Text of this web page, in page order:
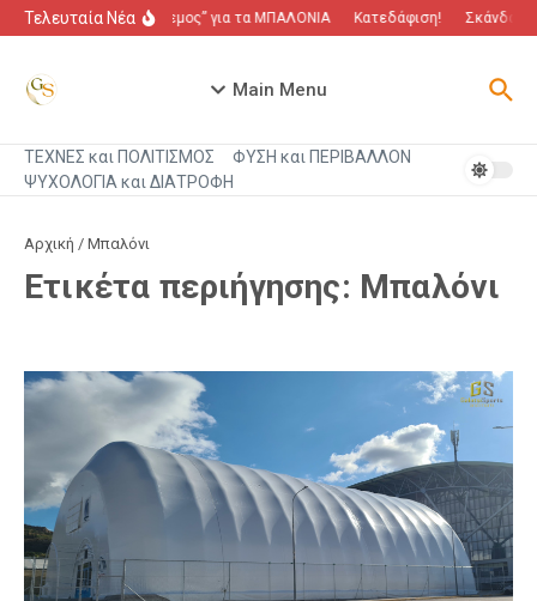
Μετάβαση στο περιεχόμενο
Τελευταία Νέα“Πόλεμος” για τα ΜΠΑΛΟΝΙΑ Κατεδάφιση! Σκάνδαλο
Main Menu
ΤΕΧΝΕΣ και ΠΟΛΙΤΙΣΜΟΣ
ΦΥΣΗ και ΠΕΡΙΒΑΛΛΟΝ
ΨΥΧΟΛΟΓΙΑ και ΔΙΑΤΡΟΦΗ
Αρχική / Μπαλόνι
Ετικέτα περιήγησης: Μπαλόνι